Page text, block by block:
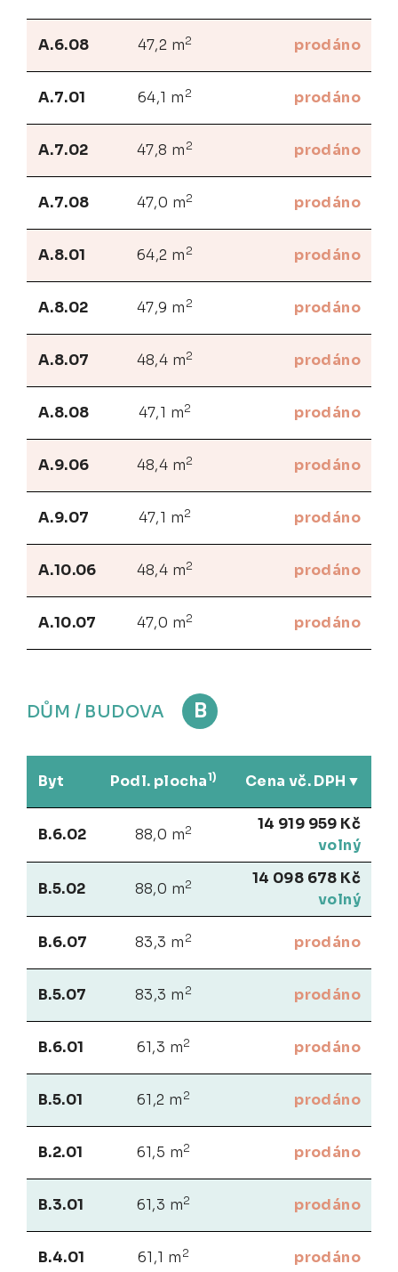
A.6.08 47,2 m2 prodáno
A.7.01 64,1 m 2 prodáno
A.7.02 47,8 m 2 prodáno
A.7.08 47,0 m2 prodáno
A.8.01 64,2 m 2 prodáno
A.8.02 47,9 m 2 prodáno
A.8.07 48,4 m2 prodáno
A.8.08 47,1 m2 prodáno
A.9.06 48,4 m2 prodáno
A.9.07 47,1 m2 prodáno
A.10.06 48,4 m2 prodáno
A.10.07 47,0 m2 prodáno
DŮM / BUDOVA B
Byt Podl. plocha1) Cena vč. DPH
B.6.02 88,0 m2
14 919 959 Kč
volný
B.5.02 88,0 m2
14 098 678 Kč
volný
B.6.07 83,3 m 2 prodáno
B.5.07 83,3 m 2 prodáno
B.6.01 61,3 m2 prodáno
B.5.01 61,2 m 2 prodáno
B.2.01 61,5 m2 prodáno
B.3.01 61,3 m2 prodáno
B.4.01 61,1 m 2 prodáno